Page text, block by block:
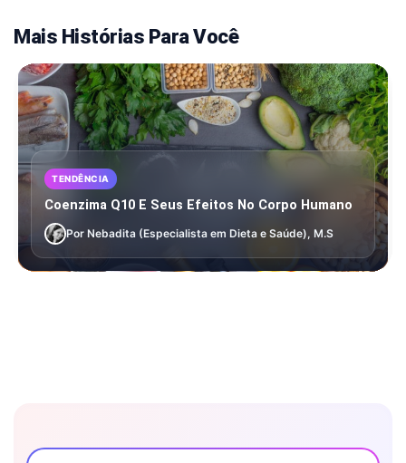
Mais Histórias Para Você
TENDÊNCIA
Coenzima Q10 E Seus Efeitos No Corpo Humano
Por Nebadita (Especialista em Dieta e Saúde), M.S